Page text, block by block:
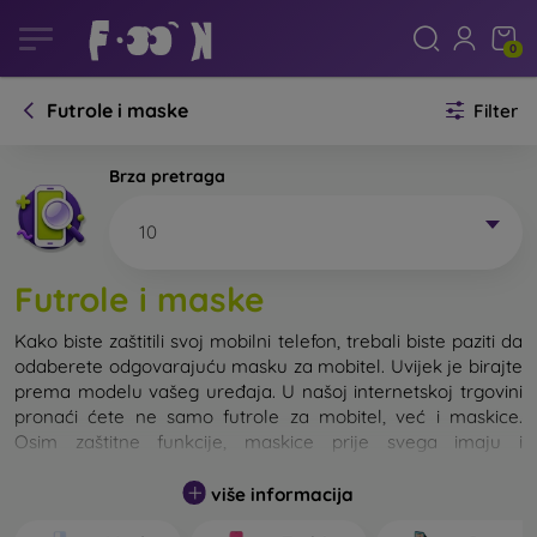
0
Futrole i maske Filter
Brza pretraga
10
Futrole i maske
Kako biste zaštitili svoj mobilni telefon, trebali biste paziti da
odaberete odgovarajuću masku za mobitel. Uvijek je birajte
prema modelu vašeg uređaja. U našoj internetskoj trgovini
pronaći ćete ne samo futrole za mobitel, već i maskice.
Osim zaštitne funkcije, maskice prije svega imaju i
Maskicu za mobitel možemo također nazvati i stražnjom
više informacija